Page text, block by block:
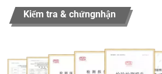
Kiểm tra & chứngnhận